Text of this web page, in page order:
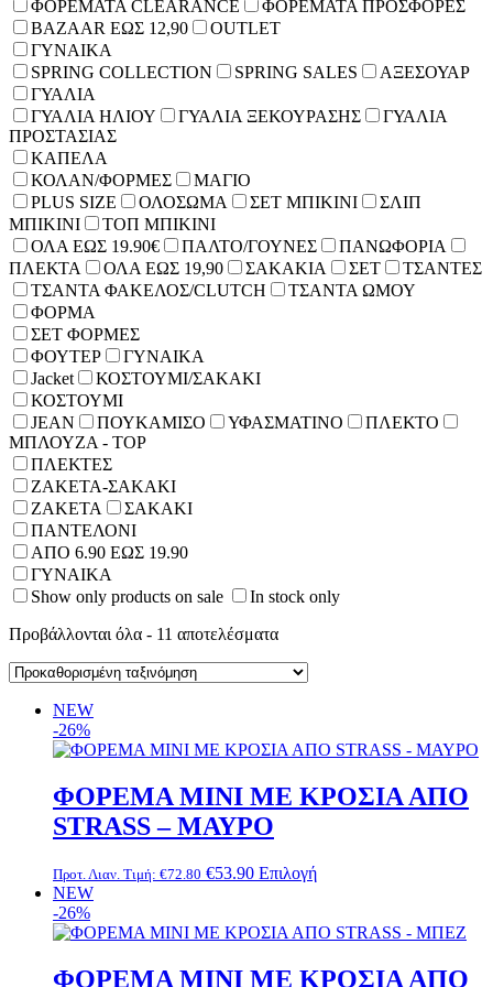
ΦΟΡΕΜΑΤΑ CLEARANCE
ΦΟΡΕΜΑΤΑ ΠΡΟΣΦΟΡΕΣ
BAZAAR ΕΩΣ 12,90
OUTLET
ΓΥΝΑΙΚΑ
SPRING COLLECTION
SPRING SALES
ΑΞΕΣΟΥΑΡ
ΓΥΑΛΙΑ
ΓΥΑΛΙΑ ΗΛΙΟΥ
ΓΥΑΛΙΑ ΞΕΚΟΥΡΑΣΗΣ
ΓΥΑΛΙΑ
ΠΡΟΣΤΑΣΙΑΣ
ΚΑΠΕΛΑ
ΚΟΛΑΝ/ΦΟΡΜΕΣ
ΜΑΓΙΟ
PLUS SIZE
ΟΛΟΣΩΜΑ ΣΕΤ ΜΠΙΚΙΝΙ
ΣΛΙΠ
ΜΠΙΚΙΝΙ
ΤΟΠ ΜΠΙΚΙΝΙ
ΟΛΑ ΕΩΣ 19.90€
ΠΑΛΤΟ/ΓΟΥΝΕΣ
ΠΑΝΩΦΟΡΙΑ
ΠΛΕΚΤΑ
ΟΛΑ ΕΩΣ 19,90 ΣΑΚΑΚΙΑ ΣΕΤ
ΤΣΑΝΤΕΣ
ΤΣΑΝΤΑ ΦΑΚΕΛΟΣ/CLUTCH
ΤΣΑΝΤΑ ΩΜΟΥ
ΦΟΡΜΑ
ΣΕΤ ΦΟΡΜΕΣ
ΦΟΥΤΕΡ
ΓΥΝΑΙΚΑ
Jacket
ΚΟΣΤΟΥΜΙ/ΣΑΚΑΚΙ
ΚΟΣΤΟΥΜΙ
JEAN
ΠΟΥΚΑΜΙΣΟ ΥΦΑΣΜΑΤΙΝΟ
ΠΛΕΚΤΟ
ΜΠΛΟΥΖΑ - TOP
ΠΛΕΚΤΕΣ
ΖΑΚΕΤΑ-ΣΑΚΑΚΙ
ΖΑΚΕΤΑ
ΣΑΚΑΚΙ
ΠΑΝΤΕΛΟΝΙ
ΑΠΟ 6.90 ΕΩΣ 19.90
ΓΥΝΑΙΚΑ
Show only products on sale
In stock only
Προβάλλονται όλα - 11 αποτελέσματα
NEW
-26%
ΦΟΡΕΜΑ MINI ΜΕ ΚΡΟΣΙΑ ΑΠΟ
STRASS – ΜΑΥΡΟ
Προτ. Λιαν. Τιμή: €72.80 €53.90 ΕπιλογήΑυτό
έχει
παραλλαγές.
NEW
-26%
ΦΟΡΕΜΑ MINI ΜΕ ΚΡΟΣΙΑ ΑΠΟ